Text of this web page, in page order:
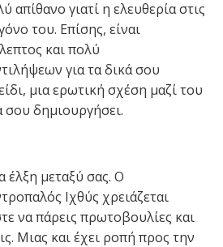
απίθανο γιατί η ελευθερία στις
του. Επίσης, είναι
και πολύ
για τα δικά σου
μια ερωτική σχέση μαζί του
δημιουργήσει.
έλξη μεταξύ σας. Ο
Ιχθύς χρειάζεται
να πάρεις πρωτοβουλίες και
Μιας και έχει ροπή προς την